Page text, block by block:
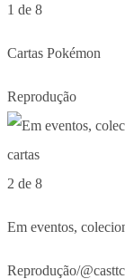
1 de 8
Cartas Pokémon
Reprodução
2 de 8
Em eventos,
Reprodução/